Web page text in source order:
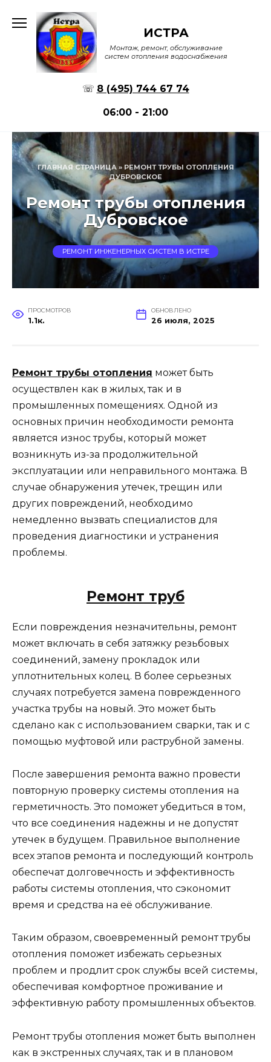
содержанию
ИСТРА
Монтаж, ремонт, обслуживание
систем отопления водоснабжения
☏ 8 (495) 744 67 74
06:00 - 21:00
ГЛАВНАЯ СТРАНИЦА» РЕМОНТ ТРУБЫ ОТОПЛЕНИЯ
ДУБРОВСКОЕ
Ремонт трубы отопления
Дубровское
РЕМОНТ ИНЖЕНЕРНЫХ СИСТЕМ В ИСТРЕ
ПРОСМОТРОВ
1.1к.
ОБНОВЛЕНО
26 июля, 2025
Ремонт трубы отопления может быть
осуществлен как в жилых, так и в
промышленных помещениях. Одной из
основных причин необходимости ремонта
является износ трубы, который может
возникнуть из-за продолжительной
эксплуатации или неправильного монтажа. В
случае обнаружения утечек, трещин или
других повреждений, необходимо
немедленно вызвать специалистов для
проведения диагностики и устранения
проблемы.
Ремонт труб
Если повреждения незначительны, ремонт
может включать в себя затяжку резьбовых
соединений, замену прокладок или
уплотнительных колец. В более серьезных
случаях потребуется замена поврежденного
участка трубы на новый. Это может быть
сделано как с использованием сварки, так и с
помощью муфтовой или раструбной замены.
После завершения ремонта важно провести
повторную проверку системы отопления на
герметичность. Это поможет убедиться в том,
что все соединения надежны и не допустят
утечек в будущем. Правильное выполнение
всех этапов ремонта и последующий контроль
обеспечат долговечность и эффективность
работы системы отопления, что сэкономит
время и средства на её обслуживание.
Таким образом, своевременный ремонт трубы
отопления поможет избежать серьезных
проблем и продлит срок службы всей системы,
обеспечивая комфортное проживание и
эффективную работу промышленных объектов.
Ремонт трубы отопления может быть выполнен
как в экстренных случаях, так и в плановом